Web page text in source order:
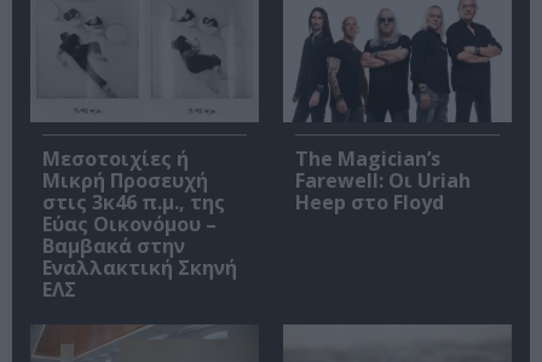
Μεσοτοιχίες ή
Μικρή Προσευχή
στις 3κ46 π.μ., της
Εύας Οικονόμου –
Βαμβακά στην
Εναλλακτική Σκηνή
ΕΛΣ
The Magician’s
Farewell: Οι Uriah
Heep στο Floyd